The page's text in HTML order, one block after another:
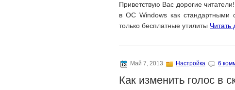
Приветствую Вас дорогие
в ОС Windows как стандартными
только бесплатные утилиты Читать
Май 7, 2013 Настройка 6
Как изменить голос в